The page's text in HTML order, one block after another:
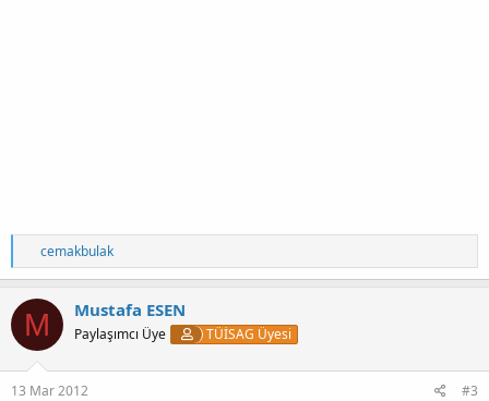
T
e
p
k
i
l
e
r
:
cemakbulak
M Mustafa ESEN
Paylaşımcı Üye TÜİSAG Üyesi
13 Mar 2012 #3